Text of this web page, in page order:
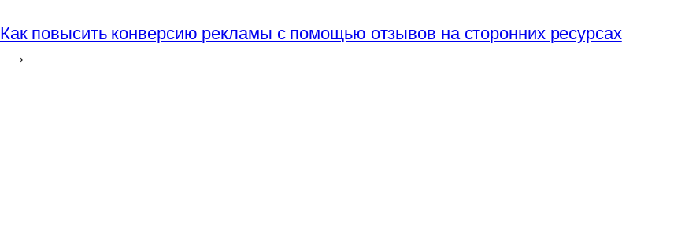
Как повысить конверсию рекламы с помощью отзывов на сторонних ресурсах
→